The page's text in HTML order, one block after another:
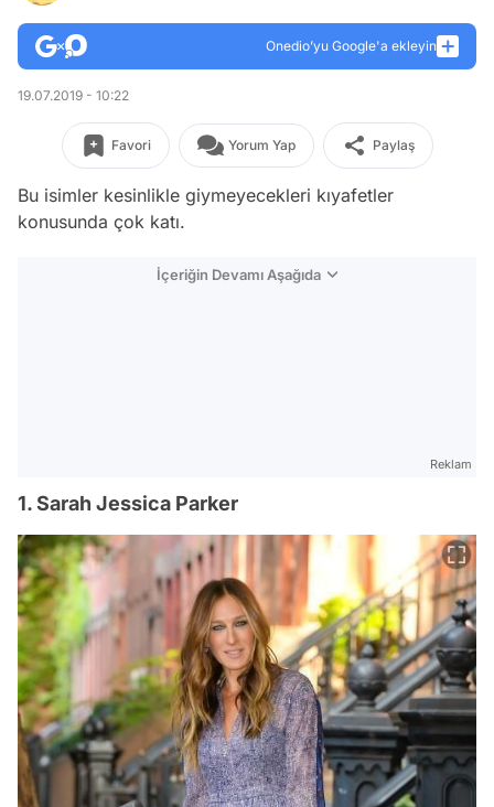
Onedio’yu Google'a ekleyin
19.07.2019 - 10:22
Favori Yorum Yap Paylaş
Bu isimler kesinlikle giymeyecekleri kıyafetler
konusunda çok katı.
İçeriğin Devamı Aşağıda
Reklam
1. Sarah Jessica Parker